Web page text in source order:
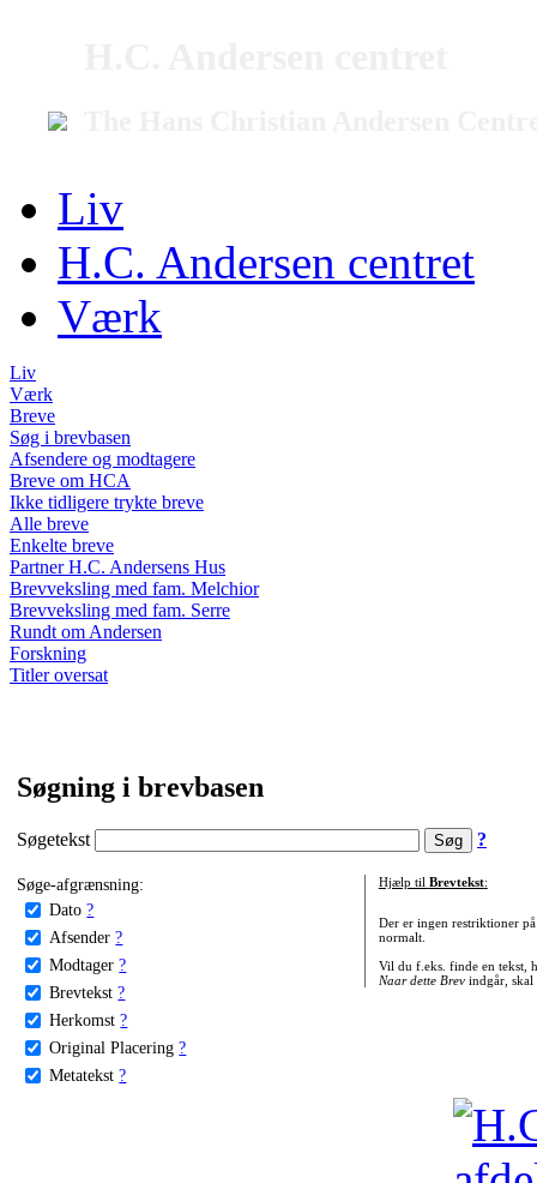
Liv
H.C. Andersen centret
Værk
Liv
Værk
Breve
Søg i brevbasen
Afsendere og modtagere
Breve om HCA
Ikke tidligere trykte breve
Alle breve
Enkelte breve
Partner H.C. Andersens Hus
Brevveksling med fam. Melchior
Brevveksling med fam. Serre
Rundt om Andersen
Forskning
Titler oversat
Søgning i brevbasen
Søgetekst ?
Søge-afgrænsning:
Dato ?
Afsender ?
Modtager ?
Brevtekst ?
Herkomst ?
Original Placering ?
Metatekst ?
Hjælp til Brevtekst:
Der er ingen restriktioner
normalt.
Vil du f.eks. finde en tekst,
Naar dette Brevindgår, skal